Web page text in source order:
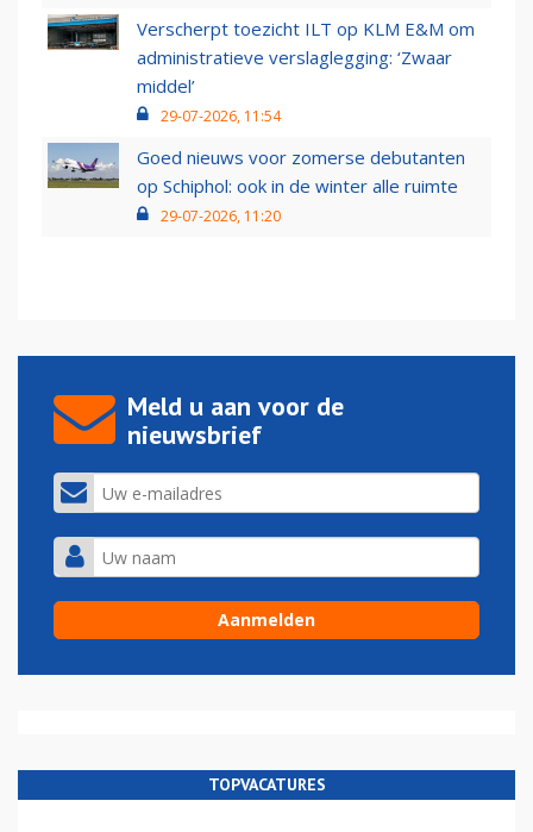
Verscherpt toezicht ILT op KLM E&M om
administratieve verslaglegging: ‘Zwaar
middel’
29-07-2026, 11:54
Goed nieuws voor zomerse debutanten
op Schiphol: ook in de winter alle ruimte
29-07-2026, 11:20
Meld u aan voor de
nieuwsbrief
TOPVACATURES